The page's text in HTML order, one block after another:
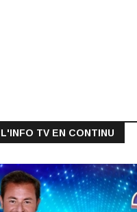
L'INFO TV EN CONTINU